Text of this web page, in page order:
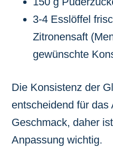
3-4 Esslöffel
Zitronensaft
gewünschte
Die Konsistenz der
entscheidend für das
Geschmack, daher
Anpassung wichtig.